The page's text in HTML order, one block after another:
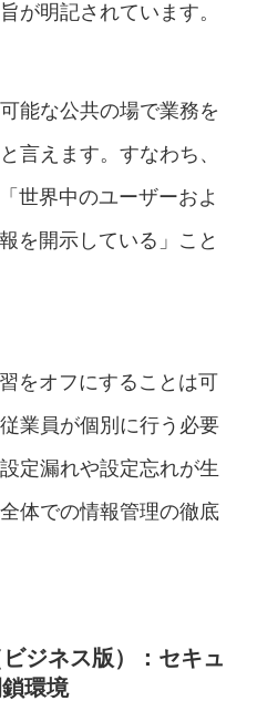
が明記されています。
能な公共の場で業務を
言えます。すなわち、
世界中のユーザーおよ
を開示している」こと
をオフにすることは可
業員が個別に行う必要
定漏れや設定忘れが生
体での情報管理の徹底
ジネス版）：セキュ
環境